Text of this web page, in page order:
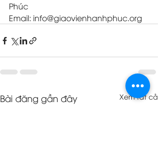
Phúc
Email: info@giaovienhanhphuc.org
Bài đăng gần đây Xem tất cả